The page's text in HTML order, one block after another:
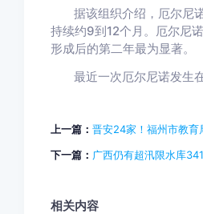
据该组织介绍，厄尔尼
持续约9到12个月。厄尔尼
形成后的第二年最为显著。
最近一次厄尔尼诺发生
上一篇： 晋安24家！福州市教育
下一篇： 广西仍有超汛限水库
相关内容